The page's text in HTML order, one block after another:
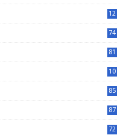
12
74
81
10
85
87
72